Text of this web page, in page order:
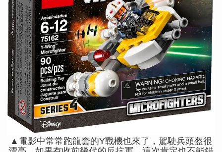
▲電影中常常跑龍套的Y戰機也來了，駕駛兵頭盔很